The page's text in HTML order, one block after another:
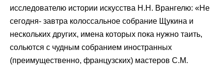
исследователю истории искусства Н.Н. Врангелю: «Не
сегодня- завтра колоссальное собрание Щукина и
нескольких других, имена которых пока нужно таить,
сольются с чудным собранием иностранных
(преимущественно, французских) мастеров С.М.